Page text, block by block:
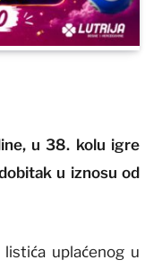
u 38. kolu igre
u iznosu od
uplaćenog u